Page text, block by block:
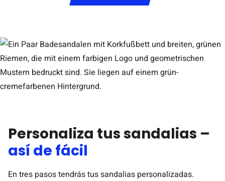
Personaliza tus sandalias –
así de fácil
En tres pasos tendrás tus sandalias personalizadas.